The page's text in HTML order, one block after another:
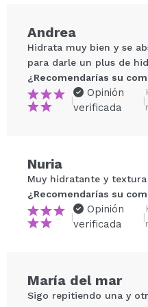
Tu vídeo podría ser
¿Recomendarías
Andrea
Hidrata muy bien y se
para darle un plus de
¿Recomendarías su
|
Opinión
verificada
|
Nuria
Muy hidratante y textura
¿Recomendarías su
|
Opinión
verificada
|
María del mar
Sigo repitiendo una y